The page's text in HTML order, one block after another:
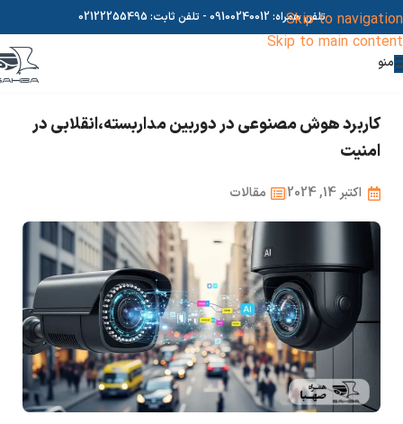
Skip to navigation
Skip to main content
تلفن همراه: 09100240012 - تلفن ثابت: 02122255495
منو
کاربرد هوش مصنوعی در دوربین مداربسته،انقلابی در
امنیت
اکتبر 14, 2024 مقالات